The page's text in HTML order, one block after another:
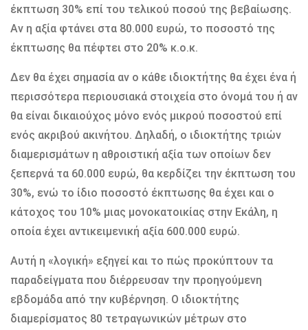
έκπτωση 30% επί του τελικού ποσού της βεβαίωσης.
Αν η αξία φτάνει στα 80.000 ευρώ, το ποσοστό της
έκπτωσης θα πέφτει στο 20% κ.ο.κ.
Δεν θα έχει σημασία αν ο κάθε ιδιοκτήτης θα έχει ένα ή
περισσότερα περιουσιακά στοιχεία στο όνομά του ή αν
θα είναι δικαιούχος μόνο ενός μικρού ποσοστού επί
ενός ακριβού ακινήτου. Δηλαδή, ο ιδιοκτήτης τριών
διαμερισμάτων η αθροιστική αξία των οποίων δεν
ξεπερνά τα 60.000 ευρώ, θα κερδίζει την έκπτωση του
30%, ενώ το ίδιο ποσοστό έκπτωσης θα έχει και ο
κάτοχος του 10% μιας μονοκατοικίας στην Εκάλη, η
οποία έχει αντικειμενική αξία 600.000 ευρώ.
Αυτή η «λογική» εξηγεί και το πώς προκύπτουν τα
παραδείγματα που διέρρευσαν την προηγούμενη
εβδομάδα από την κυβέρνηση. Ο ιδιοκτήτης
διαμερίσματος 80 τετραγωνικών μέτρων στο